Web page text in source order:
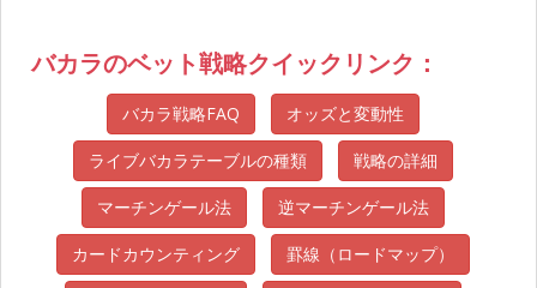
バカラのベット戦略クイックリンク：
バカラ戦略FAQ オッズと変動性
ライブバカラテーブルの種類 戦略の詳細
マーチンゲール法 逆マーチンゲール法
カードカウンティング 罫線（ロードマップ）